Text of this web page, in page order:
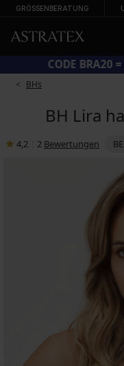
GRÖSSENBERATUNG
CODE
BHs
BH Lira
4,2 2 Bewertungen